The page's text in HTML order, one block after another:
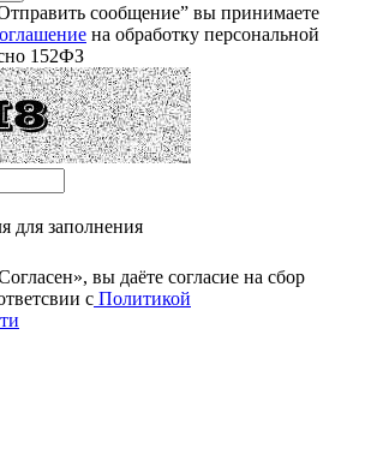
сообщение” вы принимаете
на обработку персональной
152ФЗ
для заполнения
вы даёте cогласие на сбор
с Политикой